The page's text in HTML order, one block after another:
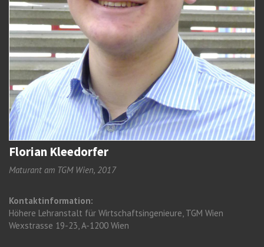
Florian Kleedorfer
Maturant am TGM Wien, 2017
Kontaktinformation:
Höhere Lehranstalt für Wirtschaftsingenieure, TGM Wien
Wexstrasse 19-23, A-1200 Wien